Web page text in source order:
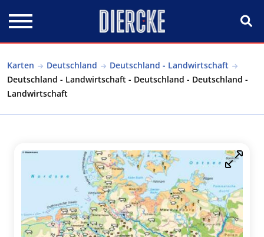
Karten Deutschland
Deutschland - Landwirtschaft
Deutschland - Landwirtschaft - Deutschland - Deutschland -
Landwirtschaft